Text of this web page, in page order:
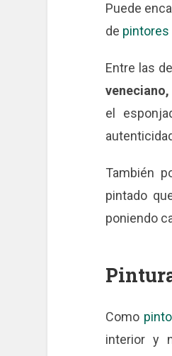
Puede
de pintores
Entre las
el
También
pintado
poniendo
Como
interior y